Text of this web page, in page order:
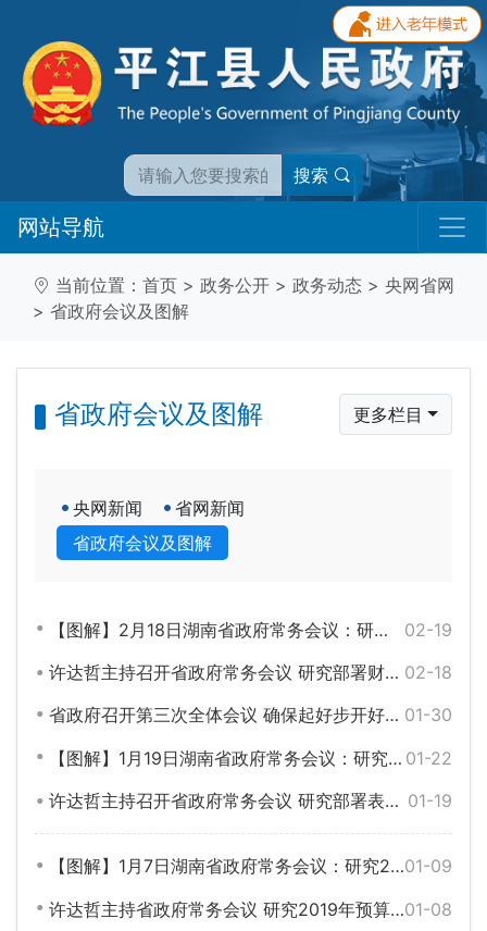
搜索
网站导航
当前位置： 首页 > 政务公开 > 政务动态 > 央网省网
> 省政府会议及图解
省政府会议及图解 更多栏目
央网新闻
省网新闻
省政府会议及图解
02-19
【图解】2月18日湖南省政府常务会议：研究部署财政事权和支出责任划分改革等工作
02-18
许达哲主持召开省政府常务会议 研究部署财政事权和支出责任划分改革等工作
01-30
省政府召开第三次全体会议 确保起好步开好局开门红
01-22
【图解】1月19日湖南省政府常务会议：研究部署表扬激励真抓实干成效明显地区等工作
01-19
许达哲主持召开省政府常务会议 研究部署表扬激励真抓实干成效明显地区等工作
01-09
【图解】1月7日湖南省政府常务会议：研究2019年预算草案等工作
01-08
许达哲主持省政府常务会议 研究2019年预算草案等工作